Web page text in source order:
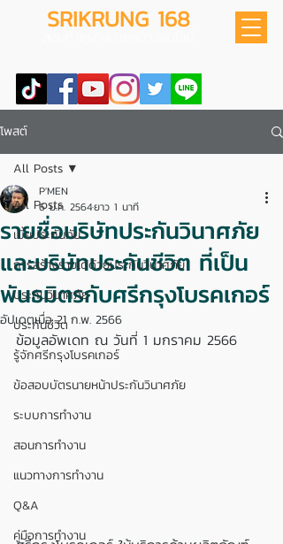
SRIKRUNG 168
โพสต์
All Posts
เบี้ยประกันภัย
การสร้างรายได้ด้วยประกันวินาศภัย
ประกันวินาศภัย
ประกันชีวิต
รู้จักศรีกรุงโบรคเกอร์
ข้อสอบบัตรนายหน้าประกันวินาศภัย
ระบบการทำงาน
สอนการทำงาน
แนวทางการทำงาน
Q&A
คู่มือการทำงาน
All Posts
รายชื่อบริษัทประกันวินาศภัย
และบริษัทประกันชีวิต ที่เป็น
พันธมิตรกับศรีกรุงโบรคเกอร์
P'MEN
6 ม.ค. 2564ยาว 1 นาที
อัปเดตเมื่อ21 ก.พ. 2566
ข้อมูลอัพเดท ณ วันที่ 1 มกราคม 2566